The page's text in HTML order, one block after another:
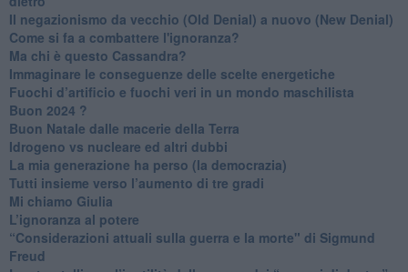
Il negazionismo da vecchio (Old Denial) a nuovo (New Denial)
Come si fa a combattere l'ignoranza?
Ma chi è questo Cassandra?
Immaginare le conseguenze delle scelte energetiche
​Fuochi d’artificio e fuochi veri in un mondo maschilista
Buon 2024 ?
​Buon Natale dalle macerie della Terra
​Idrogeno vs nucleare ed altri dubbi
​La mia generazione ha perso (la democrazia)
​Tutti insieme verso l’aumento di tre gradi
Mi chiamo Giulia
L’ignoranza al potere
​“Considerazioni attuali sulla guerra e la morte" di Sigmund
Freud